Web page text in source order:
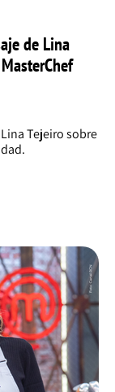
de Lina
Tejeiro sobre